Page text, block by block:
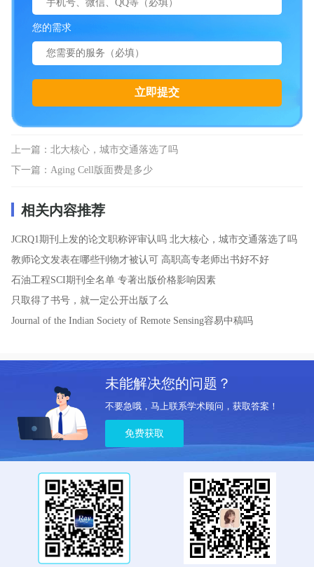
您的需求
上一篇： 北大核心，城市交通落选了吗
下一篇： Aging Cell版面费是多少
相关内容推荐
JCRQ1期刊上发的论文职称评审认吗 北大核心，城市交通落选了吗
教师论文发表在哪些刊物才被认可 高职高专老师出书好不好
石油工程SCI期刊全名单 专著出版价格影响因素
只取得了书号，就一定公开出版了么
Journal of the Indian Society of Remote Sensing容易中稿吗
未能解决您的问题？
不要急哦，马上联系学术顾问，获取答案！
免费获取